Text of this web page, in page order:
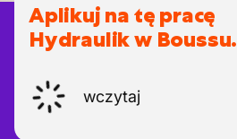
Aplikuj na tę pracę
Hydraulik w Boussu.
wczytaj